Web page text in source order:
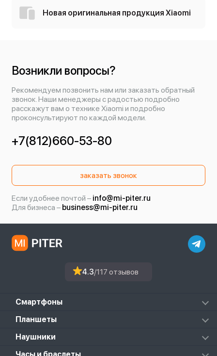
Новая оригинальная продукция Xiaomi
Возникли вопросы?
Рекомендуем позвонить нам или заказать обратный
звонок. Наши менеджеры с радостью подробно
расскажут вам о технике Xiaomi и подробно
проконсультируют по каждой модели.
+7(812)660-53-80
заказать звонок
Если удобнее почтой – info@mi-piter.ru
Для бизнеса – business@mi-piter.ru
4.3/117 отзывов
Смартфоны
Redmi
Mi
Планшеты
Mi Pad 6S Pro
Наушники
Mi FlipBuds Pro